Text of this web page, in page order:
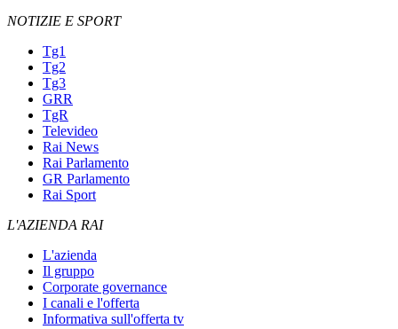
NOTIZIE E SPORT
Tg1
Tg2
Tg3
GRR
TgR
Televideo
Rai News
Rai Parlamento
GR Parlamento
Rai Sport
L'AZIENDA RAI
L'azienda
Il gruppo
Corporate governance
I canali e l'offerta
Informativa sull'offerta tv